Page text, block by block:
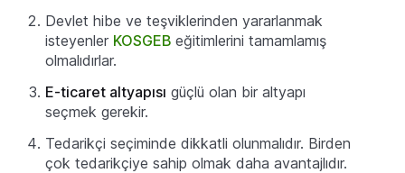
Devlet hibe ve teşviklerinden yararlanmak
isteyenler KOSGEB eğitimlerini tamamlamış
olmalıdırlar.
E-ticaret altyapısı güçlü olan bir altyapı
seçmek gerekir.
Tedarikçi seçiminde dikkatli olunmalıdır. Birden
çok tedarikçiye sahip olmak daha avantajlıdır.